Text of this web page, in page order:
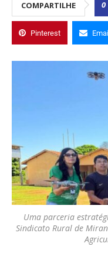
COMPARTILHE 0
Pinterest Email
Uma parceria
Sindicato Rural de